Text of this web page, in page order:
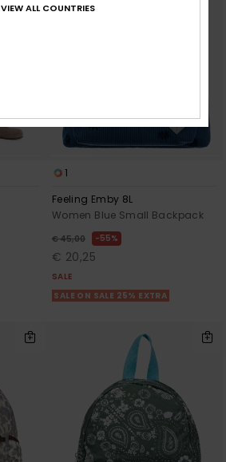
1
Feeling Emby 8L
Women Blue Small Backpack
€ 45,00 55%
€ 20,25
SALE
SALE ON SALE 25% EXTRA
VIEW ALL COUNTRIES